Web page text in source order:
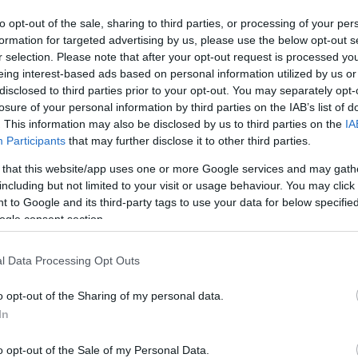
opt-out of the sale, sharing to third parties, or processing of your
for targeted advertising by us, please use the below opt-out
selection. Please note that after your opt-out request is processed
interest-based ads based on personal information utilized by us
to third parties prior to your opt-out. You may separately
of your personal information by third parties on the IAB’s list of
This information may also be disclosed by us to third parties on the
Participants that may further disclose it to other third parties.
that this website/app uses one or more Google services and may
but not limited to your visit or usage behaviour. You may
to Google and its third-party tags to use your data for below
consent section.
Data Processing Opt Outs
opt-out of the Sharing of my personal data.
opt-out of the Sale of my Personal Data.
SZOMBATHELYEN A SZENT FLÓRIÁN KÖRÚT -
KÉT KÖRFORGALMÁNAK A FELÚJÍTÁSÁVAL
a Szent Gellért - Hunyadi és a Szent Flórián -
HUNYADI ÚT ÉS SZENT FLÓRIÁN
FLÓRIÁN KÖRÚTI BUSZMEGÁLLÓ ÜGYÉBEN